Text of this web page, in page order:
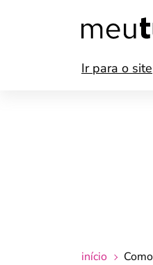
Ir para o site
início